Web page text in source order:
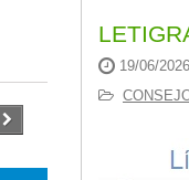
19/06/2026